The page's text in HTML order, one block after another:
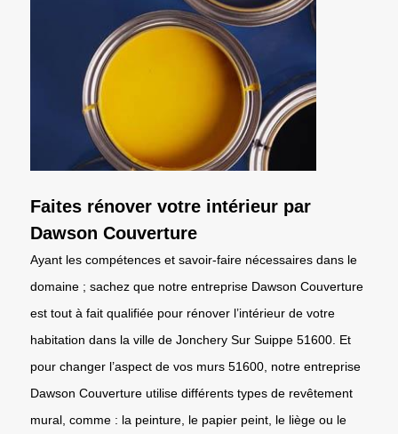
Faites rénover votre intérieur par
Dawson Couverture
Ayant les compétences et savoir-faire nécessaires dans le
domaine ; sachez que notre entreprise Dawson Couverture
est tout à fait qualifiée pour rénover l’intérieur de votre
habitation dans la ville de Jonchery Sur Suippe 51600. Et
pour changer l’aspect de vos murs 51600, notre entreprise
Dawson Couverture utilise différents types de revêtement
mural, comme : la peinture, le papier peint, le liège ou le